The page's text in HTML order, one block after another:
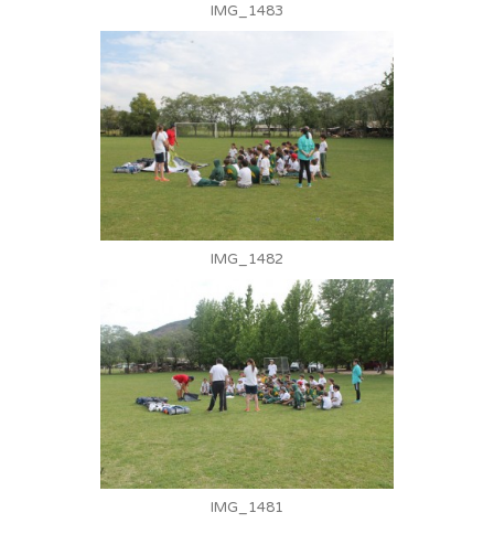
IMG_1483
IMG_1482
IMG_1481